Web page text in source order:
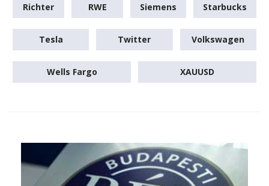
Richter RWE Siemens Starbucks
Tesla Twitter Volkswagen
Wells Fargo XAUUSD